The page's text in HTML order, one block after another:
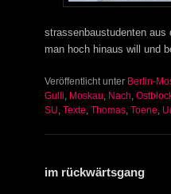
strassenbaustudenten
man hoch hinaus will und
Veröffentlicht unter Berlin-
Gulli, Moskau, Nach,
SU, Texte, Thomas, Toene,
im rückwärtsgang